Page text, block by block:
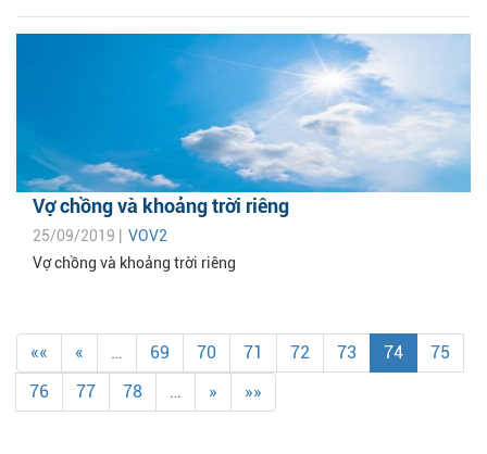
Vợ chồng và khoảng trời riêng
25/09/2019 | VOV2
Vợ chồng và khoảng trời riêng
«« « … 69 70 71 72 73 74
75
76
77 78 … » »»